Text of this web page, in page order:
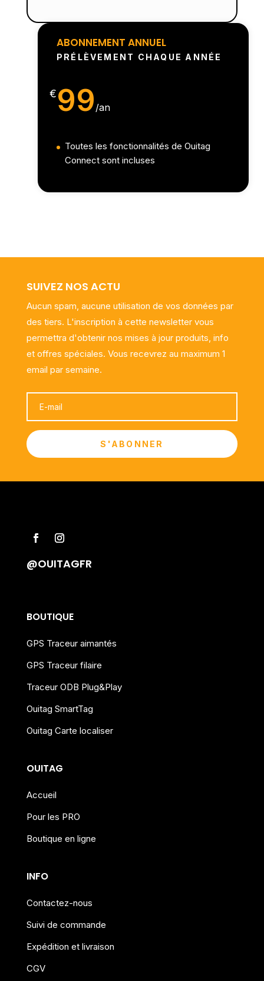
ABONNEMENT ANNUEL
PRÉLÈVEMENT CHAQUE ANNÉE
€99 /an
Toutes les fonctionnalités de Ouitag
Connect sont incluses
SUIVEZ NOS ACTU
Aucun spam, aucune utilisation de vos données par
des tiers. L'inscription à cette newsletter vous
permettra d'obtenir nos mises à jour produits, info
et offres spéciales. Vous recevrez au maximum 1
email par semaine.
S'ABONNER
@OUITAGFR
BOUTIQUE
GPS Traceur aimantés
GPS Traceur filaire
Traceur ODB Plug&Play
Ouitag SmartTag
Ouitag Carte localiser
OUITAG
Accueil
Pour les PRO
Boutique en ligne
INFO
Contactez-nous
Suivi de commande
Expédition et livraison
CGV